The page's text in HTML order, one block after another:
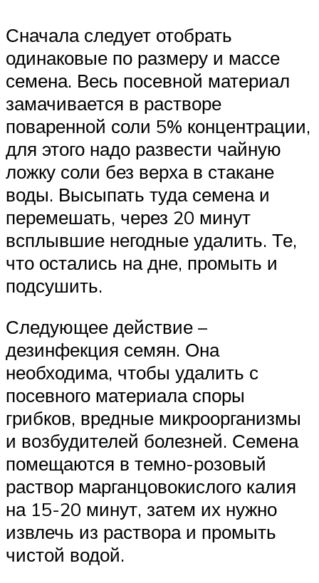
Сначала следует отобрать
одинаковые по размеру и массе
семена. Весь посевной материал
замачивается в растворе
поваренной соли 5% концентрации,
для этого надо развести чайную
ложку соли без верха в стакане
воды. Высыпать туда семена и
перемешать, через 20 минут
всплывшие негодные удалить. Те,
что остались на дне, промыть и
подсушить.
Следующее действие –
дезинфекция семян. Она
необходима, чтобы удалить с
посевного материала споры
грибков, вредные микроорганизмы
и возбудителей болезней. Семена
помещаются в темно-розовый
раствор марганцовокислого калия
на 15-20 минут, затем их нужно
извлечь из раствора и промыть
чистой водой.